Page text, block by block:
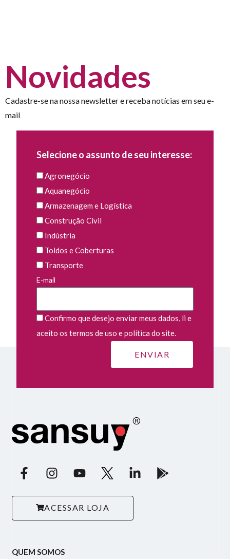
Novidades
Cadastre-se na nossa newsletter e receba notícias em seu e-
mail
Selecione o assunto de seu interesse:
Agronegócio
Aquanegócio
Armazenagem e Logística
Construção Civil
Indústria
Toldos e Coberturas
Transporte
E-mail
Confirmo que desejo enviar meus dados, li e
aceito os termos de uso e política do site.
ACESSAR LOJA
QUEM SOMOS